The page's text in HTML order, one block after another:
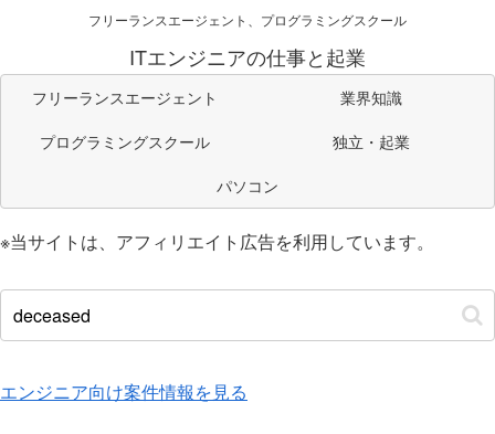
フリーランスエージェント、プログラミングスクール
ITエンジニアの仕事と起業
フリーランスエージェント
業界知識
プログラミングスクール
独立・起業
パソコン
※当サイトは、アフィリエイト広告を利用しています。
エンジニア向け案件情報を見る